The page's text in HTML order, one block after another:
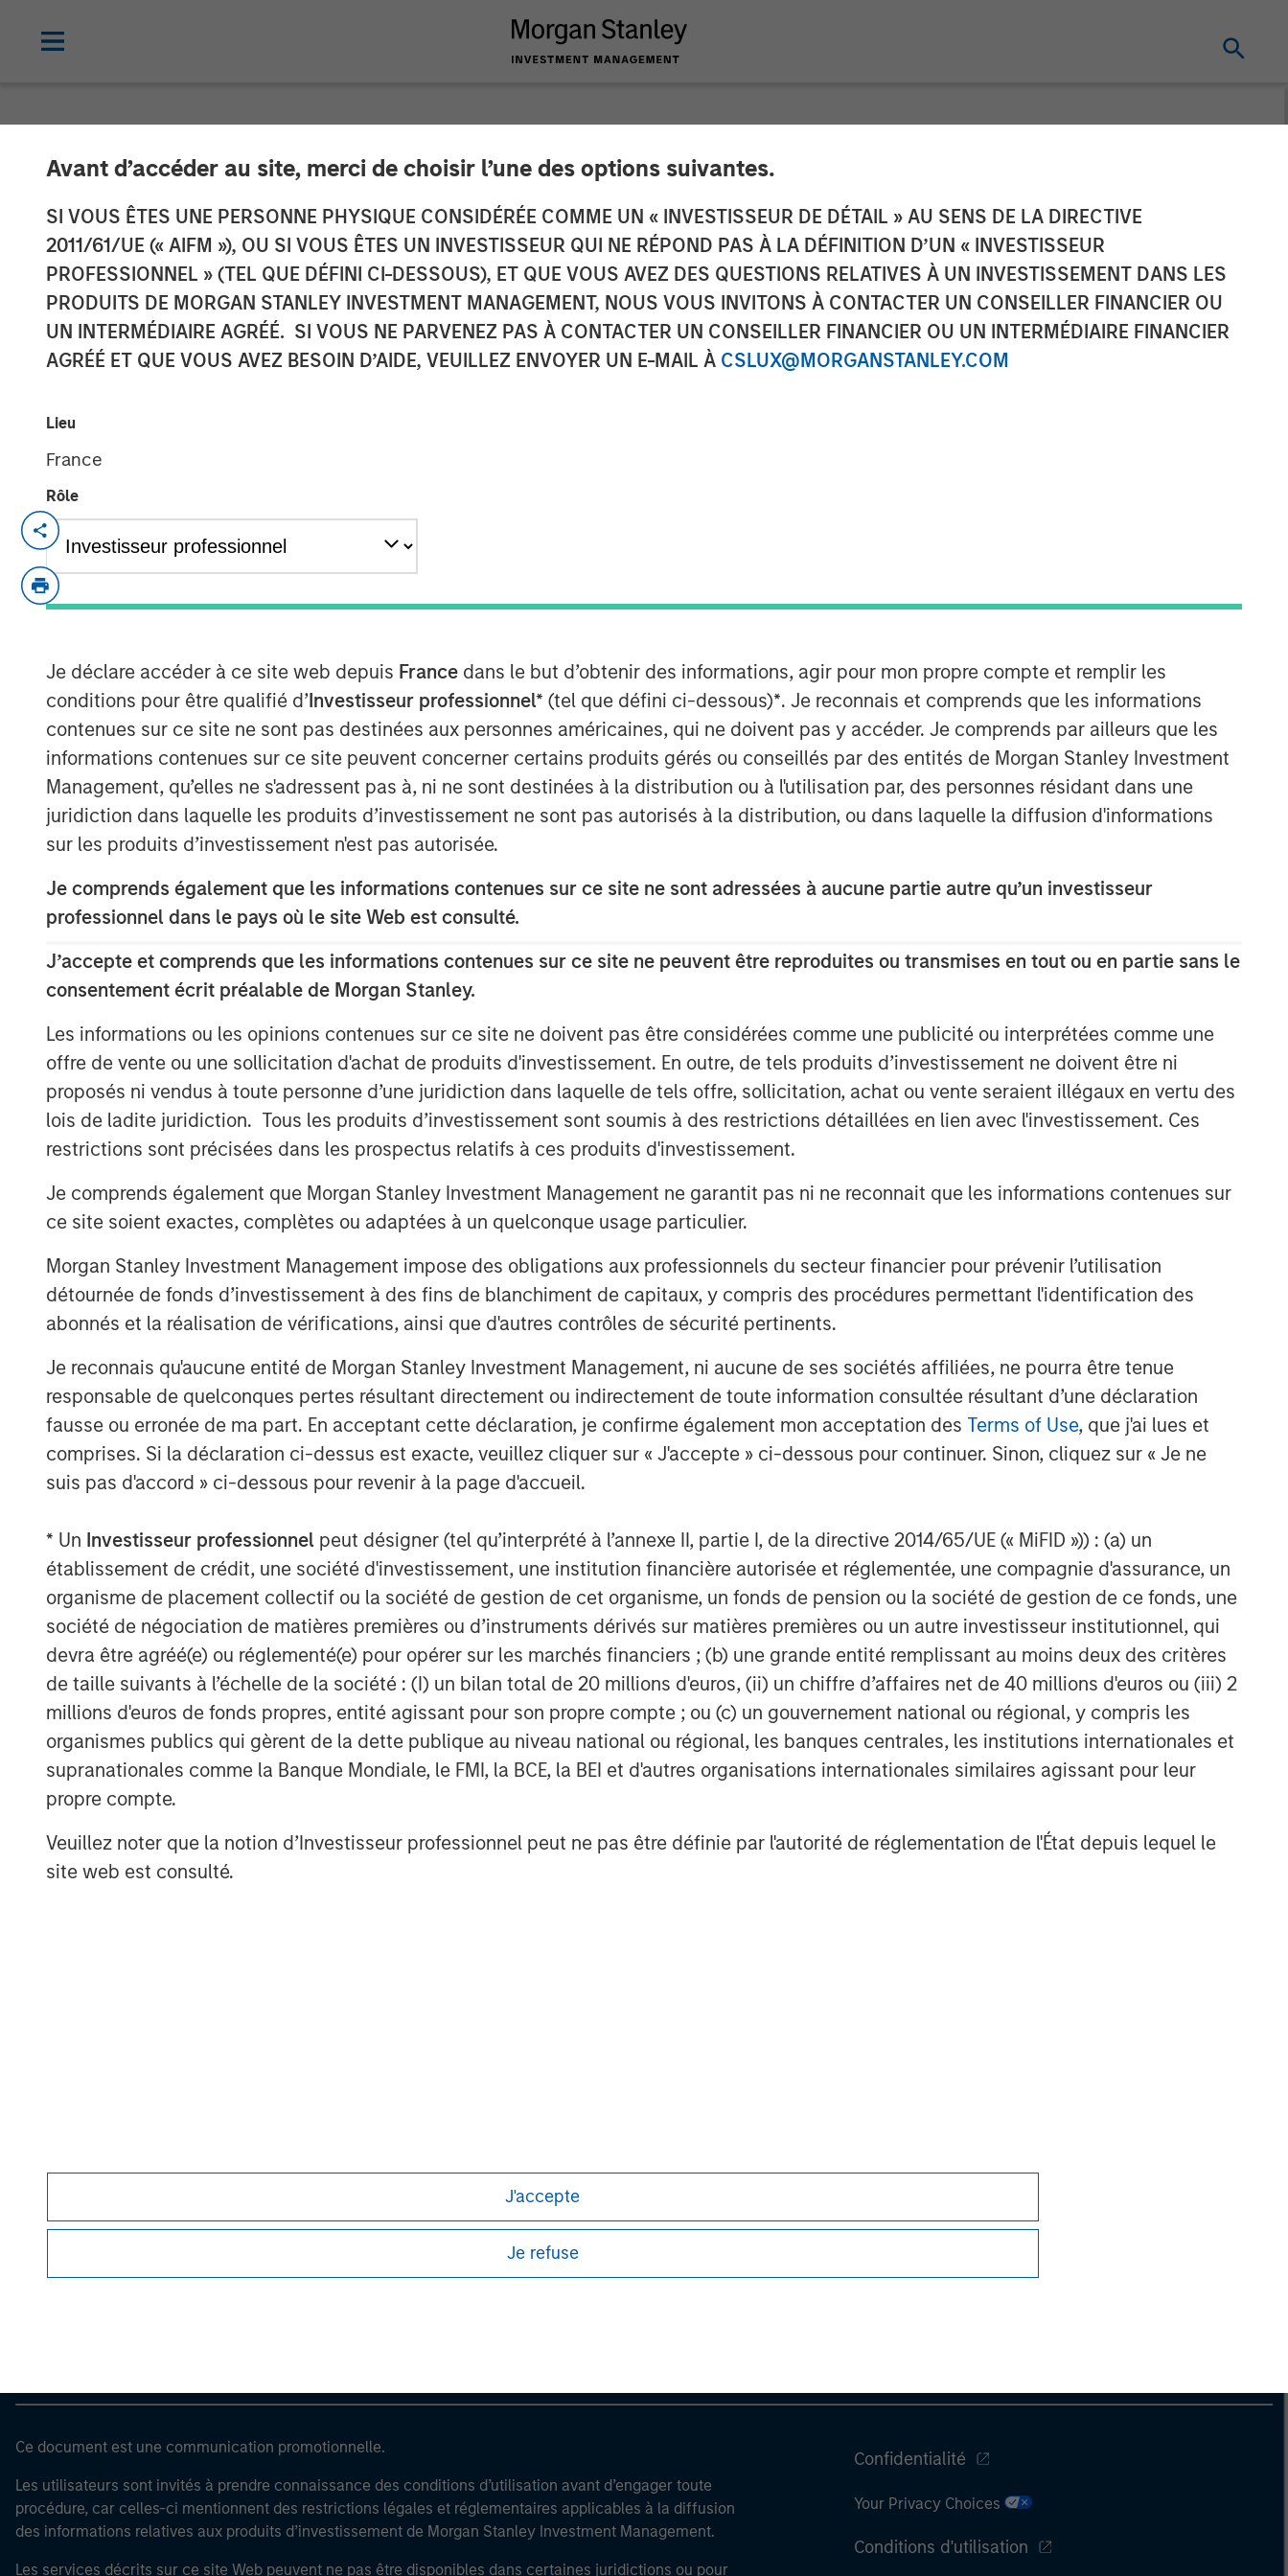
Avant d’accéder au site, merci de choisir l’une des options suivantes.
SI VOUS ÊTES UNE PERSONNE PHYSIQUE CONSIDÉRÉE COMME UN « INVESTISSEUR DE DÉTAIL » AU SENS DE LA DIRECTIVE
2011/61/UE (« AIFM »), OU SI VOUS ÊTES UN INVESTISSEUR QUI NE RÉPOND PAS À LA DÉFINITION D’UN « INVESTISSEUR
PROFESSIONNEL » (TEL QUE DÉFINI CI-DESSOUS), ET QUE VOUS AVEZ DES QUESTIONS RELATIVES À UN INVESTISSEMENT DANS LES
PRODUITS DE MORGAN STANLEY INVESTMENT MANAGEMENT, NOUS VOUS INVITONS À CONTACTER UN CONSEILLER FINANCIER OU
UN INTERMÉDIAIRE AGRÉÉ. SI VOUS NE PARVENEZ PAS À CONTACTER UN CONSEILLER FINANCIER OU UN INTERMÉDIAIRE FINANCIER
AGRÉÉ ET QUE VOUS AVEZ BESOIN D’AIDE, VEUILLEZ ENVOYER UN E-MAIL À CSLUX@MORGANSTANLEY.COM
Lieu
France
Rôle
Je déclare accéder à ce site web depuis France dans le but d’obtenir des informations, agir pour mon propre compte et remplir les
conditions pour être qualifié d’Investisseur professionnel* (tel que défini ci-dessous)*. Je reconnais et comprends que les informations
contenues sur ce site ne sont pas destinées aux personnes américaines, qui ne doivent pas y accéder. Je comprends par ailleurs que les
informations contenues sur ce site peuvent concerner certains produits gérés ou conseillés par des entités de Morgan Stanley Investment
Management, qu’elles ne s'adressent pas à, ni ne sont destinées à la distribution ou à l'utilisation par, des personnes résidant dans une
juridiction dans laquelle les produits d’investissement ne sont pas autorisés à la distribution, ou dans laquelle la diffusion d'informations
sur les produits d’investissement n'est pas autorisée.
Je comprends également que les informations contenues sur ce site ne sont adressées à aucune partie autre qu’un investisseur
professionnel dans le pays où le site Web est consulté.
J’accepte et comprends que les informations contenues sur ce site ne peuvent être reproduites ou transmises en tout ou en partie sans le
consentement écrit préalable de Morgan Stanley.
Les informations ou les opinions contenues sur ce site ne doivent pas être considérées comme une publicité ou interprétées comme une
offre de vente ou une sollicitation d'achat de produits d'investissement. En outre, de tels produits d’investissement ne doivent être ni
proposés ni vendus à toute personne d’une juridiction dans laquelle de tels offre, sollicitation, achat ou vente seraient illégaux en vertu des
lois de ladite juridiction. Tous les produits d’investissement sont soumis à des restrictions détaillées en lien avec l'investissement. Ces
restrictions sont précisées dans les prospectus relatifs à ces produits d'investissement.
Je comprends également que Morgan Stanley Investment Management ne garantit pas ni ne reconnait que les informations contenues sur
ce site soient exactes, complètes ou adaptées à un quelconque usage particulier.
Morgan Stanley Investment Management impose des obligations aux professionnels du secteur financier pour prévenir l’utilisation
détournée de fonds d’investissement à des fins de blanchiment de capitaux, y compris des procédures permettant l'identification des
abonnés et la réalisation de vérifications, ainsi que d'autres contrôles de sécurité pertinents.
Je reconnais qu'aucune entité de Morgan Stanley Investment Management, ni aucune de ses sociétés affiliées, ne pourra être tenue
responsable de quelconques pertes résultant directement ou indirectement de toute information consultée résultant d’une déclaration
fausse ou erronée de ma part. En acceptant cette déclaration, je confirme également mon acceptation des Terms of Use, que j'ai lues et
comprises. Si la déclaration ci-dessus est exacte, veuillez cliquer sur « J'accepte » ci-dessous pour continuer. Sinon, cliquez sur « Je ne
suis pas d'accord » ci-dessous pour revenir à la page d'accueil.
* Un Investisseur professionnel peut désigner (tel qu’interprété à l’annexe II, partie I, de la directive 2014/65/UE (« MiFID »)) : (a) un
établissement de crédit, une société d'investissement, une institution financière autorisée et réglementée, une compagnie d'assurance, un
organisme de placement collectif ou la société de gestion de cet organisme, un fonds de pension ou la société de gestion de ce fonds, une
société de négociation de matières premières ou d’instruments dérivés sur matières premières ou un autre investisseur institutionnel, qui
devra être agréé(e) ou réglementé(e) pour opérer sur les marchés financiers ; (b) une grande entité remplissant au moins deux des critères
de taille suivants à l’échelle de la société : (I) un bilan total de 20 millions d'euros, (ii) un chiffre d’affaires net de 40 millions d'euros ou (iii) 2
millions d'euros de fonds propres, entité agissant pour son propre compte ; ou (c) un gouvernement national ou régional, y compris les
organismes publics qui gèrent de la dette publique au niveau national ou régional, les banques centrales, les institutions internationales et
supranationales comme la Banque Mondiale, le FMI, la BCE, la BEI et d'autres organisations internationales similaires agissant pour leur
propre compte.
Veuillez noter que la notion d’Investisseur professionnel peut ne pas être définie par l'autorité de réglementation de l'État depuis lequel le
site web est consulté.
J'accepte
Je refuse
Morgan Stanley Real Estate Investing Acquires
Mission-Critical Defense Manufacturing Facility
in Greater Boston
NEW YORK — June 10, 2026
Morgan Stanley Investment Management, through investment funds
managed by Morgan Stanley Real Estate Investing (MSREI), announced
south of Boston. The property is subject to a long-term absolute triple
net lease with a leading defense contractor.
Commenting on the transaction, Will Milam, Head of Morgan Stanley Real
Estate Investing U.S., said: "This acquisition reflects MSREI's strategy of
identifying institutional-quality net lease investments anchored by
investment-grade tenants in mission-critical facilities. The specialized
investment supports the likelihood for continued long-term occupancy."
Myles Standish Business Park, which is one of the top industrial parks in
the Boston metropolitan area.
Terms of the transaction were not disclosed.
About Morgan Stanley Real Estate Investing
Morgan Stanley Real Estate Investing is the global private real estate
investment management business of Morgan Stanley. One of the most
active property investors in the world for over three decades, MSREI
employs a patient, disciplined approach through global value-add /
strategies. With 17 offices throughout the U.S., Europe and Asia, regional
teams of dedicated real estate professionals combine a unique global
perspective with local presence and significant transaction execution
expertise. MSREI currently manages $58 billion of gross real estate
assets worldwide on behalf of its clients.
About Morgan Stanley Investment Management
Morgan Stanley Investment Management, together with its investment
the world and $1.9 trillion in assets under management or supervision as
of March 31, 2025. Morgan Stanley Investment Management strives to
provide strong long-term investment performance, outstanding service,
and a comprehensive suite of investment management solutions to a
diverse client base, which includes governments, institutions,
corporations and individuals worldwide. For further information about
Morgan Stanley Investment Management, please visit
www.morganstanley.com/im
About Morgan Stanley
Morgan Stanley (NYSE: MS) is a leading global financial services firm
providing a wide range of investment banking, securities, wealth
Morgan Stanley Real Estate Investing
plus real estate investment strategies.
The team's experience encompasses a
broad array of asset classes,
geographic regions and investment
themes across all phases of the real
estate cycle.
Morgan Stanley
Morgan Stanley Careers
Ce document est une communication promotionnelle.
Les utilisateurs sont invités à prendre connaissance des conditions d’utilisation avant d’engager toute
procédure, car celles-ci mentionnent des restrictions légales et réglementaires applicables à la diffusion
des informations relatives aux produits d’investissement de Morgan Stanley Investment Management.
Les services décrits sur ce site Web peuvent ne pas être disponibles dans certaines juridictions ou pour
Confidentialité
Your Privacy Choices
Conditions d'utilisation